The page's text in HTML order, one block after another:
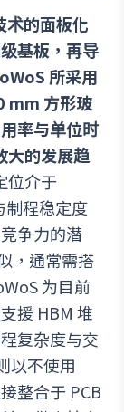
术的面板化
基板，再导
所采用
mm 方形玻
率与单位时
大的发展趋
位介于
制程稳定度
争力的潜
，通常需搭
为目前
援 HBM 堆
复杂度与交
以不使用
整合于 PCB